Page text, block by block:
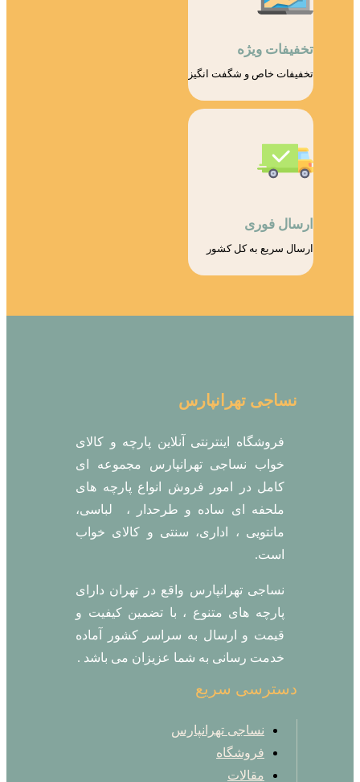
تخفیفات ویژه
تخفیفات خاص و شگفت انگیز
ارسال فوری
ارسال سریع به کل کشور
نساجی تهرانپارس
فروشگاه اینترنتی آنلاین پارچه و کالای
خواب نساجی تهرانپارس مجموعه ای
کامل در امور فروش انواع پارچه های
ملحفه ای ساده و طرحدار ، لباسی،
مانتویی ، اداری، سنتی و کالای خواب
است.
نساجی تهرانپارس واقع در تهران دارای
پارچه های متنوع ، با تضمین کیفیت و
قیمت و ارسال به سراسر کشور آماده
خدمت رسانی به شما عزیزان می باشد .
دسترسی سریع
نساجی تهرانپارس
فروشگاه
مقالات